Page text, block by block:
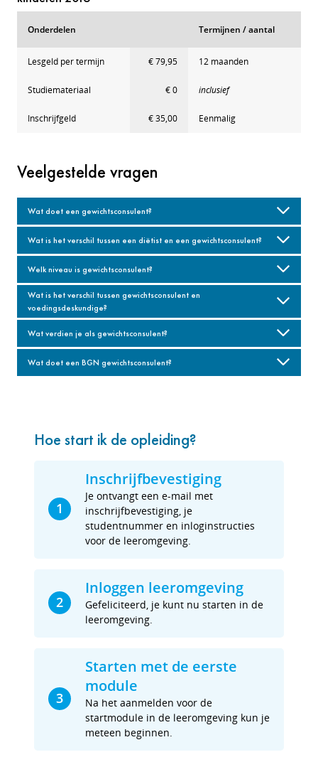
Onderdelen Termijnen / aantal
Lesgeld per termijn € 79,95 12 maanden
Studiemateriaal € 0 inclusief
Inschrijfgeld € 35,00 Eenmalig
Veelgestelde vragen
Wat doet een gewichtsconsulent?
Wat is het verschil tussen een diëtist en een gewichtsconsulent?
Welk niveau is gewichtsconsulent?
Wat is het verschil tussen gewichtsconsulent en
voedingsdeskundige?
Wat verdien je als gewichtsconsulent?
Wat doet een BGN gewichtsconsulent?
Hoe start ik de opleiding?
1
Inschrijfbevestiging
Je ontvangt een e-mail met
inschrijfbevestiging, je
studentnummer en inloginstructies
voor de leeromgeving.
2
Inloggen leeromgeving
Gefeliciteerd, je kunt nu starten in de
leeromgeving.
3
Starten met de eerste
module
Na het aanmelden voor de
startmodule in de leeromgeving kun je
meteen beginnen.